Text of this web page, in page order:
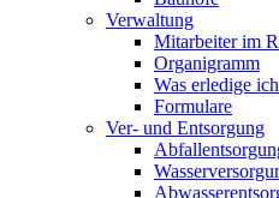
Verwaltung
Mitarbeiter im
Organigramm
Was erledige
Formulare
Ver- und Entsorgung